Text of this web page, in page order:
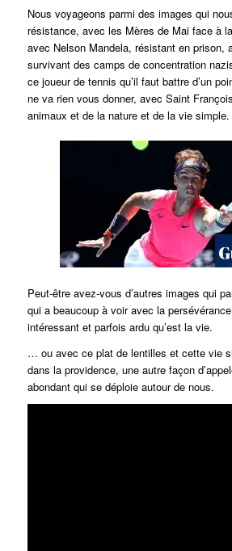
Nous voyageons parmi des images qui
résistance, avec les Mères de Mai face à
avec Nelson Mandela, résistant en prison,
survivant des camps de concentration
ce joueur de tennis qu’il faut battre d’un
ne va rien vous donner, avec Saint
animaux et de la nature et de la vie simple.
Peut-être avez-vous d’autres images qui
qui a beaucoup à voir avec la
intéressant et parfois ardu qu’est la vie.
… ou avec ce plat de lentilles et cette vie
dans la providence, une autre façon
abondant qui se déploie autour de nous.